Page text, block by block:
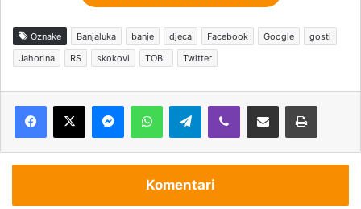
Oznake Banjaluka banje djeca Facebook Google
gosti
Jahorina
RS skokovi TOBL Twitter
Telegram
Komentari